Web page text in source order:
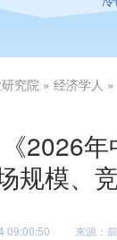
究院 » 经济学人 »
2026
规模、
09:00:50 来源：